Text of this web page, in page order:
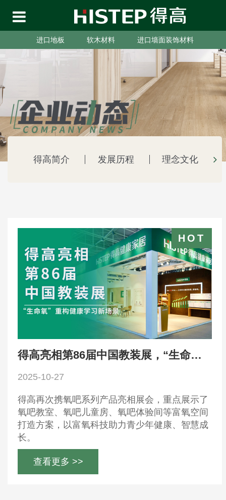
进口地板 软木材料 进口墙面装饰材料
得高简介 发展历程 理念文化
得高亮相第86届中国教装展，“生命氧”重构健康学习新场景
2025-10-27
得高再次携氧吧系列产品亮相展会，重点展示了
氧吧教室、氧吧儿童房、氧吧体验间等富氧空间
打造方案，以富氧科技助力青少年健康、智慧成
长。
查看更多 >>